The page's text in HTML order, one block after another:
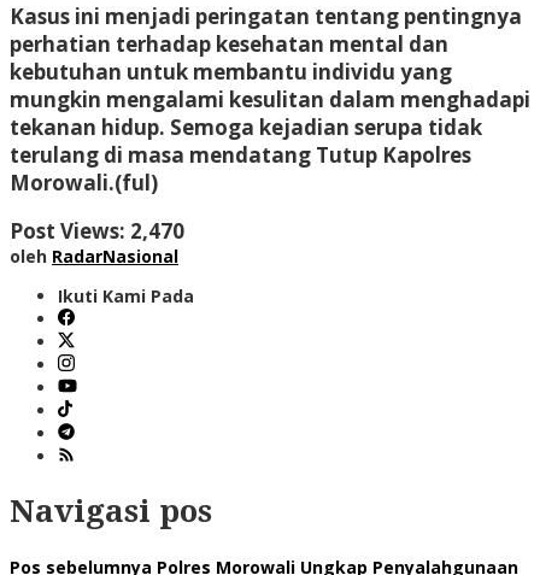
Kasus ini menjadi peringatan tentang pentingnya
perhatian terhadap kesehatan mental dan
kebutuhan untuk membantu individu yang
mungkin mengalami kesulitan dalam menghadapi
tekanan hidup. Semoga kejadian serupa tidak
terulang di masa mendatang Tutup Kapolres
Morowali.(ful)
Post Views: 2,470
oleh RadarNasional
Ikuti Kami Pada
Navigasi pos
Pos sebelumnya Polres Morowali Ungkap Penyalahgunaan